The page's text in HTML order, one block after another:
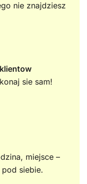
nie znajdziesz
sie sam!
miejsce –
siebie.